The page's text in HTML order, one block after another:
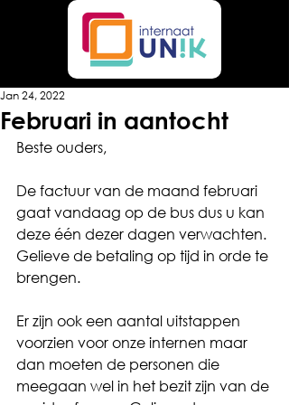
Februari in aantocht
Jan 24, 2022
Beste ouders,
De factuur van de maand februari
gaat vandaag op de bus dus u kan
deze één dezer dagen verwachten.
Gelieve de betaling op tijd in orde te
brengen.
Er zijn ook een aantal uitstappen
voorzien voor onze internen maar
dan moeten de personen die
meegaan wel in het bezit zijn van de